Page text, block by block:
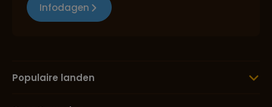
Infodagen
Populaire landen